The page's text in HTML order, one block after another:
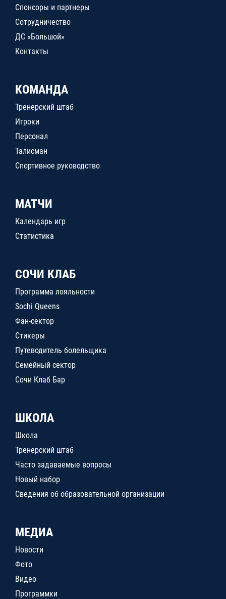
Спонсоры и партнеры
Сотрудничество
ДС «Большой»
Контакты
КОМАНДА
Тренерский штаб
Игроки
Персонал
Талисман
Спортивное руководство
МАТЧИ
Календарь игр
Статистика
СОЧИ КЛАБ
Программа лояльности
Sochi Queens
Фан-сектор
Стикеры
Путеводитель болельщика
Семейный сектор
Сочи Клаб Бар
ШКОЛА
Школа
Тренерский штаб
Часто задаваемые вопросы
Новый набор
Сведения об образовательной организации
МЕДИА
Новости
Фото
Видео
Программки